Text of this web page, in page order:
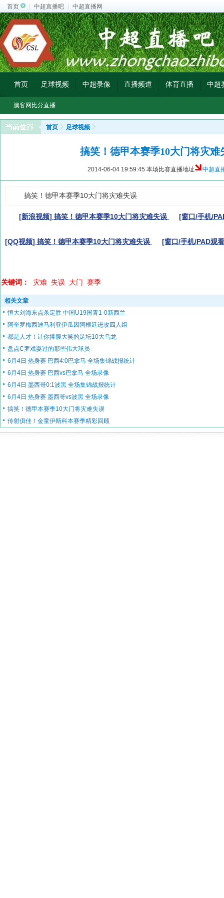
首页 中超直播吧 中超直播网
首页 足球视频 中超录像 直播频道 体育直播 中超
澳客网比分直播
首页 足球视频
搞笑！德甲本赛季10大门将灾难
2014-06-04 19:59:45 本场比赛直播地址 中超直
搞笑！德甲本赛季10大门将灾难失误
[新浪视频] 搞笑！德甲本赛季10大门将灾难失误 [窗口/手机/
[QQ视频] 搞笑！德甲本赛季10大门将灾难失误 [窗口/手机/PAD观
关键词： 灾难 失误 大门 赛季
相关文章
恒大刘海东点杀定胜 中国U19国青1-0新西兰
阿奎罗梅西迪马利亚伊瓜因阿根廷进攻四人组
都是人才！让你捧腹大笑的足坛10大乌龙
盘点C罗戏耍过的那些伟大球员
6月4日 热身赛 巴西4:0巴拿马 全场集锦战报统计
6月4日 热身赛 巴西vs巴拿马 全场录像
6月4日 墨西哥0:1波黑 全场集锦战报统计
6月4日 热身赛 墨西哥vs波黑 全场录像
搞笑！德甲本赛季10大门将灾难失误
传射俱佳！金童伊斯科本赛季精彩回顾